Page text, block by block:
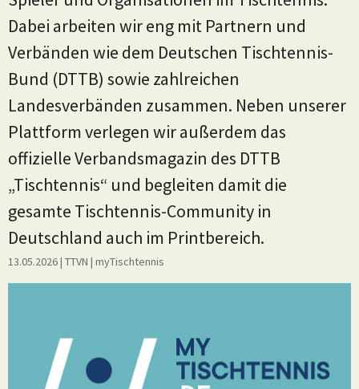
Dabei arbeiten wir eng mit Partnern und
Verbänden wie dem Deutschen Tischtennis-
Bund (DTTB) sowie zahlreichen
Landesverbänden zusammen. Neben unserer
Plattform verlegen wir außerdem das
offizielle Verbandsmagazin des DTTB
„Tischtennis“ und begleiten damit die
gesamte Tischtennis-Community in
Deutschland auch im Printbereich.
13.05.2026| TTVN | myTischtennis